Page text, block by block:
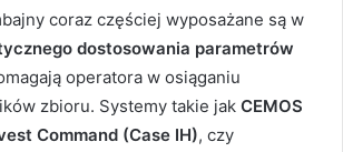
coraz częściej wyposażane są w
dostosowania parametrów
operatora w osiąganiu
zbioru. Systemy takie jak CEMOS
Command (Case IH), czy